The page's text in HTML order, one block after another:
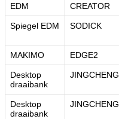
EDM CREATOR
Spiegel EDM SODICK
MAKIMO EDGE2
Desktop
draaibank
JINGCHENG
Desktop
draaibank
JINGCHENG